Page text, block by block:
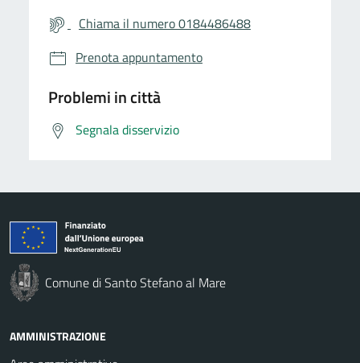
Chiama il numero 0184486488
Prenota appuntamento
Problemi in città
Segnala disservizio
Comune di Santo Stefano al Mare
AMMINISTRAZIONE